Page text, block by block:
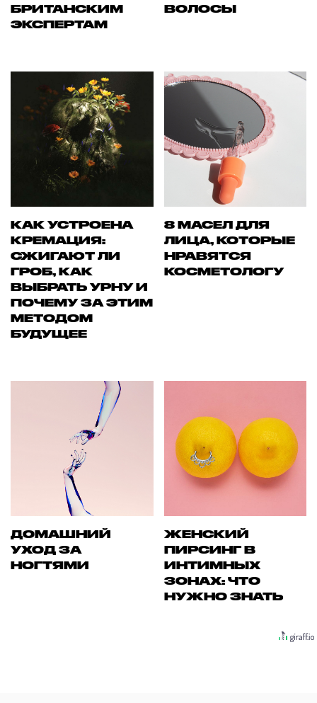
БРИТАНСКИМ
ЭКСПЕРТАМ
ВОЛОСЫ
КАК УСТРОЕНА
КРЕМАЦИЯ:
СЖИГАЮТ ЛИ
ГРОБ, КАК
ВЫБРАТЬ УРНУ И
ПОЧЕМУ ЗА ЭТИМ
МЕТОДОМ
БУДУЩЕЕ
8 МАСЕЛ ДЛЯ
ЛИЦА, КОТОРЫЕ
НРАВЯТСЯ
КОСМЕТОЛОГУ
ДОМАШНИЙ
УХОД ЗА
НОГТЯМИ
ЖЕНСКИЙ
ПИРСИНГ В
ИНТИМНЫХ
ЗОНАХ: ЧТО
НУЖНО ЗНАТЬ